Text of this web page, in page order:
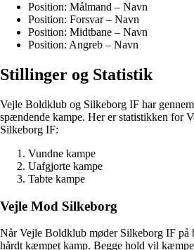
Position: Målmand – Navn
Position: Forsvar – Navn
Position: Midtbane – Navn
Position: Angreb – Navn
Stillinger og Statistik
Vejle Boldklub og Silkeborg IF har
spændende kampe. Her er statistikken for
Silkeborg IF:
Vundne kampe
Uafgjorte kampe
Tabte kampe
Vejle Mod Silkeborg
Når Vejle Boldklub møder Silkeborg IF på
hårdt kæmpet kamp. Begge hold vil